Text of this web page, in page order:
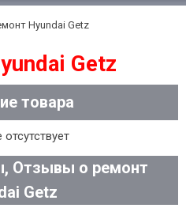
Hyundai Getz
Getz
товара
Отзывы о ремонт
Getz